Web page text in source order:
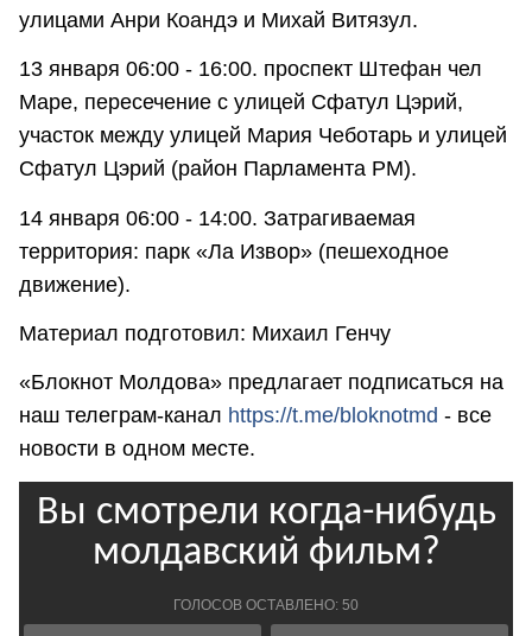
улицами Анри Коандэ и Михай Витязул.
13 января 06:00 - 16:00. проспект Штефан чел
Маре, пересечение с улицей Сфатул Цэрий,
участок между улицей Мария Чеботарь и улицей
Сфатул Цэрий (район Парламента РМ).
14 января 06:00 - 14:00. Затрагиваемая
территория: парк «Ла Извор» (пешеходное
движение).
Материал подготовил: Михаил Генчу
«Блокнот Молдова» предлагает подписаться на
наш телеграм-канал https://t.me/bloknotmd - все
новости в одном месте.